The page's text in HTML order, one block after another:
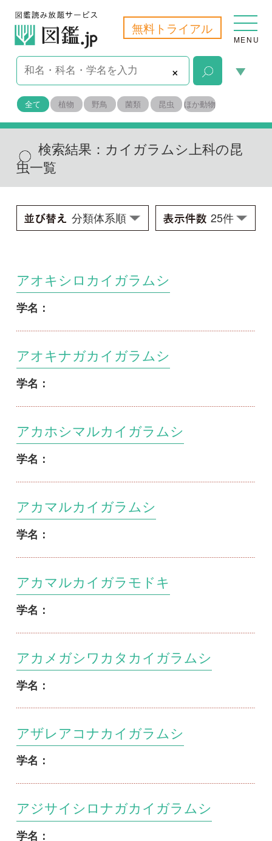
無料トライアル
MENU
×
全て 植物 野鳥 菌類 昆虫 ほか動物
検索結果：カイガラムシ上科の昆
虫一覧
アオキシロカイガラムシ
アオキナガカイガラムシ
アカホシマルカイガラムシ
学名：
アカマルカイガラムシ
学名：
アカマルカイガラモドキ
学名：
アザレアコナカイガラムシ
学名：
アジサイシロナガカイガラムシ
アジサイマルカイガラムシ
学名：
アジサイワタカイガラムシ